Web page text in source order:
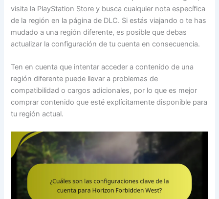
visita la PlayStation Store y busca cualquier nota específica
de la región en la página de DLC. Si estás viajando o te has
mudado a una región diferente, es posible que debas
actualizar la configuración de tu cuenta en consecuencia.
Ten en cuenta que intentar acceder a contenido de una
región diferente puede llevar a problemas de
compatibilidad o cargos adicionales, por lo que es mejor
comprar contenido que esté explícitamente disponible para
tu región actual.